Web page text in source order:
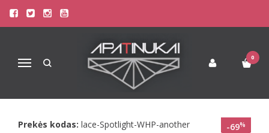
Navigacija
0
Pagrindinis Liemenėlės
Triumph Liemenėlės
TRIUMPH 70D DYDŽIO JUODA
LIEMENĖLĖ LACE SPOTLIGHT WHP
-69%
Prekės kodas: lace-Spotlight-WHP-another